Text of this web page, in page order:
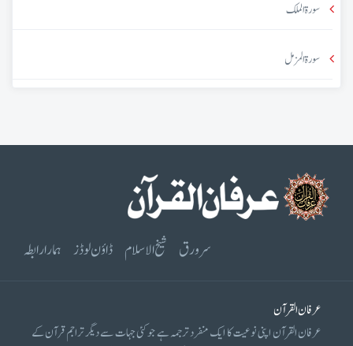
سورۃ الملک
سورۃ المزمل
سرورق شیخ الاسلام ڈاؤن لوڈز ہمارا رابطہ
عرفان القرآن
عرفان القرآن اپنی نوعیت کا ایک منفرد ترجمہ ہے جو کئی جہات سے دیگر تراجم قرآن کے